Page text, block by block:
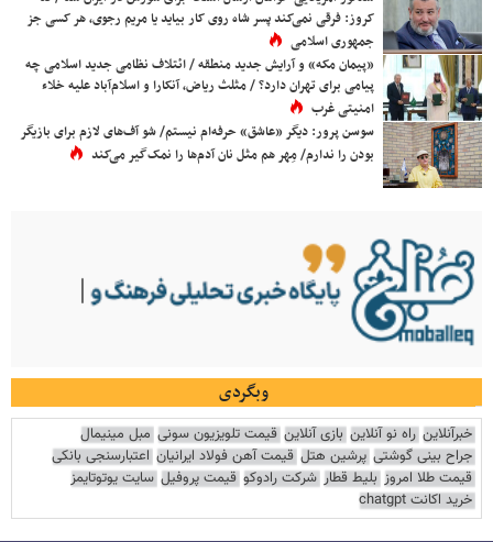
کروز: فرقی نمی‌کند پسر شاه روی کار بیاید یا مریم رجوی، هر کسی جز
جمهوری اسلامی
«پیمان مکه» و آرایش جدید منطقه / ائتلاف نظامی جدید اسلامی چه
پیامی برای تهران دارد؟ / مثلث ریاض، آنکارا و اسلام‌آباد علیه خلاء
امنیتی غرب
سوسن پرور: دیگر «عاشق» حرفه‌ام نیستم/ شو آف‌های لازم برای بازیگر
بودن را ندارم/ مِهر هم مثل نان آدم‌ها را نمک‌گیر می‌کند
وبگردی
خبرآنلاین راه نو آنلاین بازی آنلاین قیمت تلویزیون سونی مبل مینیمال
جراح بینی گوشتی پرشین هتل قیمت آهن فولاد ایرانیان اعتبارسنجی بانکی
قیمت طلا امروز بلیط قطار شرکت رادوکو قیمت پروفیل سایت یوتوتایمز
خرید اکانت chatgpt